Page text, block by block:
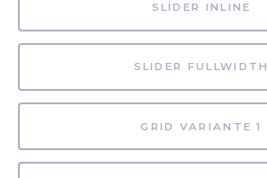
SLIDER INLINE
SLIDER FULLWIDTH
GRID VARIANTE 1